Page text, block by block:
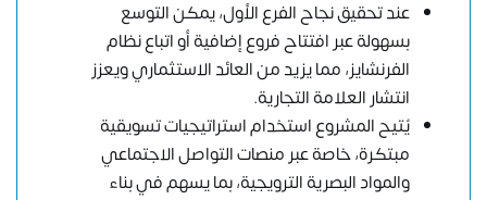
عند تحقيق نجاح الفرع الأول، يمكن التوسع
بسهولة عبر افتتاح فروع إضافية أو اتباع نظام
الفرنشايز، مما يزيد من العائد الاستثماري ويعزز
انتشار العلامة التجارية.
يُتيح المشروع استخدام استراتيجيات تسويقية
مبتكرة، خاصة عبر منصات التواصل الاجتماعي
والمواد البصرية الترويجية، بما يسهم في بناء